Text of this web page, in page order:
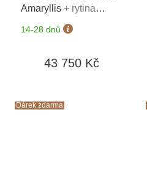
Amaryllis + rytina
vlastního textu na oba
prsteny*
14-28 dnů
43 750 Kč
Dárek zdarma